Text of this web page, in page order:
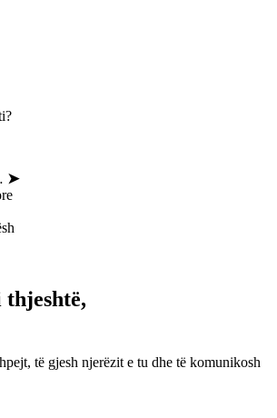
➤
të gjesh njerëzit e tu dhe të komunikosh